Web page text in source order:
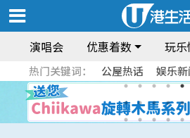
演唱会 优惠着数 玩
热门关键词： 公屋热话 娱乐新